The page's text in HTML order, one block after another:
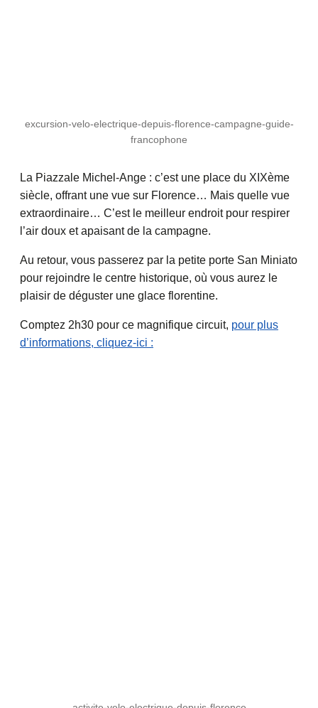
excursion-velo-electrique-depuis-florence-campagne-guide-
francophone
La Piazzale Michel-Ange : c’est une place du XIXème
siècle, offrant une vue sur Florence… Mais quelle vue
extraordinaire… C’est le meilleur endroit pour respirer
l’air doux et apaisant de la campagne.
Au retour, vous passerez par la petite porte San Miniato
pour rejoindre le centre historique, où vous aurez le
plaisir de déguster une glace florentine.
Comptez 2h30 pour ce magnifique circuit, pour plus
d’informations, cliquez-ici :